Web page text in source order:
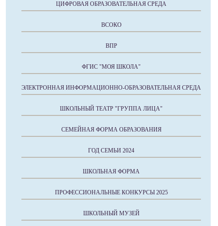
ЦИФРОВАЯ ОБРАЗОВАТЕЛЬНАЯ СРЕДА
ВСОКО
ВПР
ФГИС "МОЯ ШКОЛА"
ЭЛЕКТРОННАЯ ИНФОРМАЦИОННО-ОБРАЗОВАТЕЛЬНАЯ СРЕДА
ШКОЛЬНЫЙ ТЕАТР "ГРУППА ЛИЦА"
СЕМЕЙНАЯ ФОРМА ОБРАЗОВАНИЯ
ГОД СЕМЬИ 2024
ШКОЛЬНАЯ ФОРМА
ПРОФЕССИОНАЛЬНЫЕ КОНКУРСЫ 2025
ШКОЛЬНЫЙ МУЗЕЙ